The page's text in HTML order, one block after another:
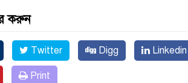
করুন
Twitter Digg Linkedin
Print